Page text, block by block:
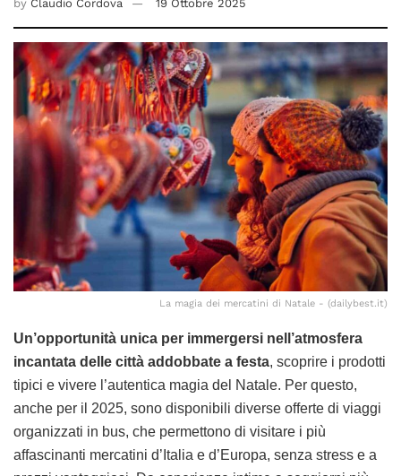
by Claudio Cordova 19 Ottobre 2025
La magia dei mercatini di Natale - (dailybest.it)
Un’opportunità unica per immergersi nell’atmosfera
incantata delle città addobbate a festa, scoprire i prodotti
tipici e vivere l’autentica magia del Natale. Per questo,
anche per il 2025, sono disponibili diverse offerte di viaggi
organizzati in bus, che permettono di visitare i più
affascinanti mercatini d’Italia e d’Europa, senza stress e a